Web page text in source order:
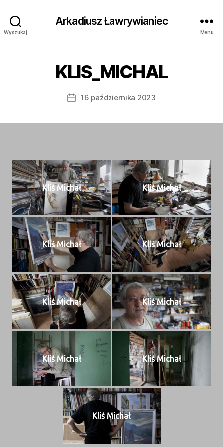
Wyszukaj
Arkadiusz Ławrywianiec
Menu
KLIS_MICHAL
Data16 października 2023
Kliś Michał Kliś Michał
Kliś Michał Kliś Michał
Kliś Michał Kliś Michał
Kliś Michał Kliś Michał
Kliś Michał